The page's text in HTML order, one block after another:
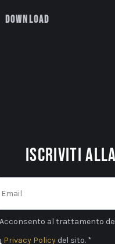
Download
Iscriviti
Acconsento al trattamento
Privacy Policy del sito. *